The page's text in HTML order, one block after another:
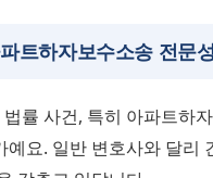
트하자보수소송 전문
률 사건, 특히 아파트하
요. 일반 변호사와 달리